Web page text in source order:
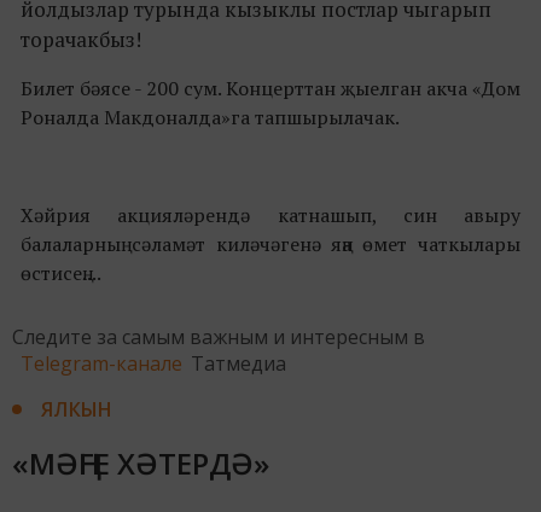
йолдызлар турында кызыклы постлар чыгарып
торачакбыз!
Билет бәясе - 200 сум. Концерттан җыелган акча «Дом
Роналда Макдоналда»га тапшырылачак.
Хәйрия акцияләрендә катнашып, син авыру
балаларның сәламәт киләчәгенә яңа өмет чаткылары
өстисең....
Следите за самым важным и интересным в
Telegram-канале Татмедиа
ЯЛКЫН
«МӘҢГЕ ХӘТЕРДӘ»